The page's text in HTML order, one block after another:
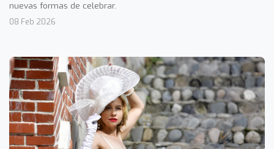
nuevas formas de celebrar.
08 Feb 2026